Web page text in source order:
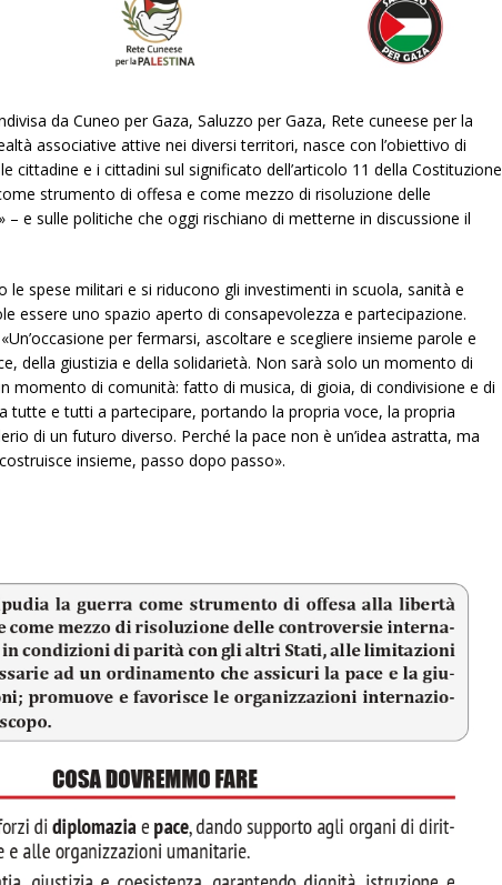
da Cuneo per Gaza, Saluzzo per Gaza, Rete cuneese per la
associative attive nei diversi territori, nasce con l’obiettivo di
cittadine e i cittadini sul significato dell’articolo 11 della Costituzione
strumento di offesa e come mezzo di risoluzione delle
– e sulle politiche che oggi rischiano di metterne in discussione il
le spese militari e si riducono gli investimenti in scuola, sanità e
essere uno spazio aperto di consapevolezza e partecipazione.
per fermarsi, ascoltare e scegliere insieme parole e
della giustizia e della solidarietà. Non sarà solo un momento di
momento di comunità: fatto di musica, di gioia, di condivisione e di
tutte e tutti a partecipare, portando la propria voce, la propria
di un futuro diverso. Perché la pace non è un’idea astratta, ma
insieme, passo dopo passo».